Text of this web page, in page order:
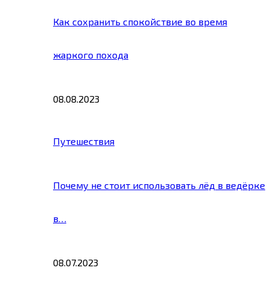
Как сохранить спокойствие во время
жаркого похода
08.08.2023
Путешествия
Почему не стоит использовать лёд в ведёрке
в…
08.07.2023